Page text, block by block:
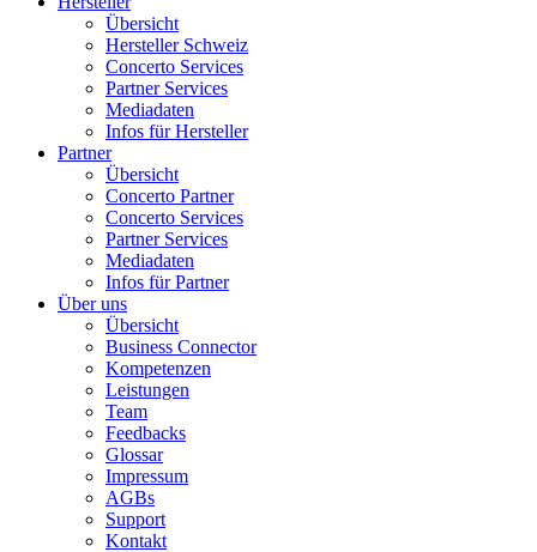
Übersicht
Hersteller Schweiz
Concerto Services
Partner Services
Mediadaten
Infos für Hersteller
Partner
Übersicht
Concerto Partner
Concerto Services
Partner Services
Mediadaten
Infos für Partner
Über uns
Übersicht
Business Connector
Kompetenzen
Leistungen
Team
Feedbacks
Glossar
Impressum
AGBs
Support
Kontakt